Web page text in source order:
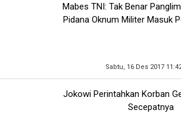
Mabes TNI: Tak Benar
Pidana Oknum Militer Masuk
Sabtu, 16 Des 2017
Jokowi Perintahkan Korban
Secepatnya